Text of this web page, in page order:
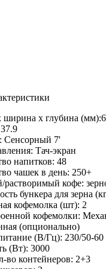
ширина х глубина (мм):
37.9
Сенсорный 7'
Тач-экран
напитков: 48
чашек в день: 250+
растворимый кофе:
бункера для зерна
кофемолка (шт): 2
кофемолки:
(опционально)
(В/Гц): 230/50-60
(Вт): 3000
во контейнеров: 2+3